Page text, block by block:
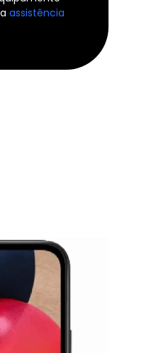
assistência